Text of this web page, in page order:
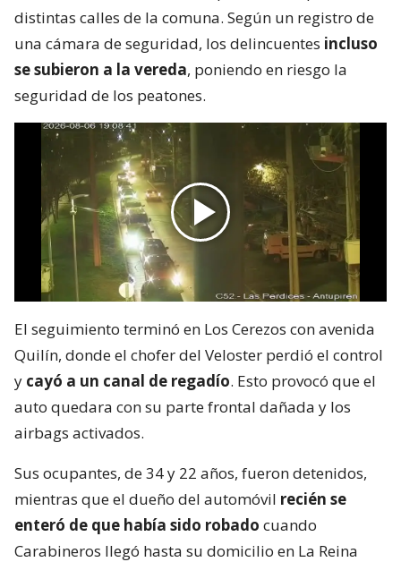
distintas calles de la comuna. Según un registro de
una cámara de seguridad, los delincuentes incluso
se subieron a la vereda, poniendo en riesgo la
seguridad de los peatones.
El seguimiento terminó en Los Cerezos con avenida
Quilín, donde el chofer del Veloster perdió el control
y cayó a un canal de regadío. Esto provocó que el
auto quedara con su parte frontal dañada y los
airbags activados.
Sus ocupantes, de 34 y 22 años, fueron detenidos,
mientras que el dueño del automóvil recién se
enteró de que había sido robado cuando
Carabineros llegó hasta su domicilio en La Reina